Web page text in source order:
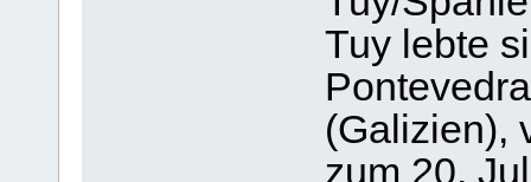
Tuy lebte
(Galizien),
zum 20.